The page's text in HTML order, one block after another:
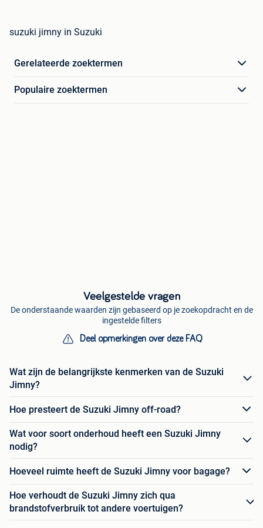
suzuki jimny in Suzuki
Gerelateerde zoektermen
Populaire zoektermen
Veelgestelde vragen
De onderstaande waarden zijn gebaseerd op je zoekopdracht en de
ingestelde filters
Deel opmerkingen over deze FAQ
Wat zijn de belangrijkste kenmerken van de Suzuki
Jimny?
Hoe presteert de Suzuki Jimny off-road?
Wat voor soort onderhoud heeft een Suzuki Jimny
nodig?
Hoeveel ruimte heeft de Suzuki Jimny voor bagage?
Hoe verhoudt de Suzuki Jimny zich qua
brandstofverbruik tot andere voertuigen?